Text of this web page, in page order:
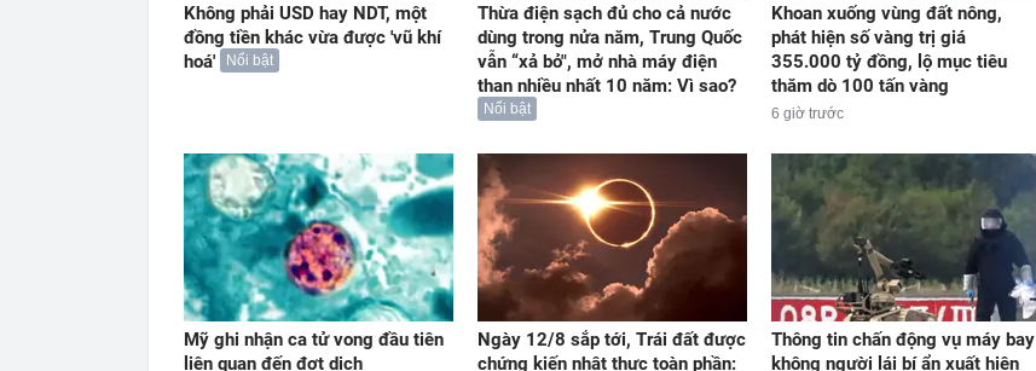
Không phải USD hay NDT, một
đồng tiền khác vừa được 'vũ khí
hoá'
Nổi bật
Thừa điện sạch đủ cho cả nước
dùng trong nửa năm, Trung Quốc
vẫn “xả bỏ", mở nhà máy điện
than nhiều nhất 10 năm: Vì sao?
Nổi bật
Khoan xuống vùng đất nông,
phát hiện số vàng trị giá
355.000 tỷ đồng, lộ mục tiêu
thăm dò 100 tấn vàng
6 giờ trước
Mỹ ghi nhận ca tử vong đầu tiên
liên quan đến đợt dịch
Ngày 12/8 sắp tới, Trái đất được
chứng kiến nhật thực toàn phần:
Thông tin chấn động vụ máy bay
không người lái bí ẩn xuất hiện